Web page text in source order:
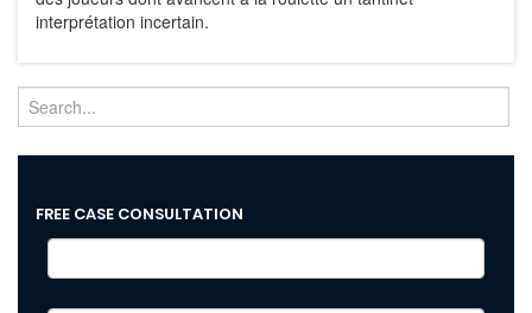
interprétation incertain.
FREE CASE CONSULTATION